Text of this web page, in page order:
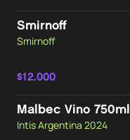
Smirnoff
Smirnoff
$12.000
Malbec Vino 750ml
Intis Argentina 2024